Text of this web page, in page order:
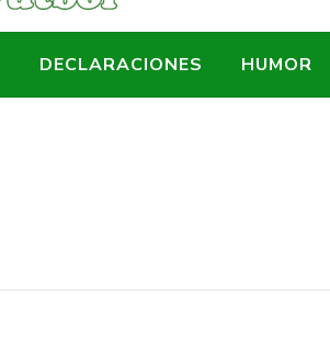
DECLARACIONES HUMOR